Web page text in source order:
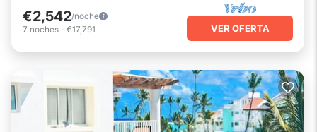
€2,542/noche
7 noches - €17,791 VER OFERTA